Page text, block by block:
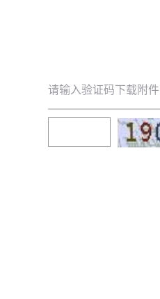
请输入验证码下载附件